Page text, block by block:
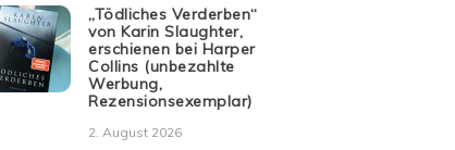
„Tödliches Verderben“
von Karin Slaughter,
erschienen bei Harper
Collins (unbezahlte
Werbung,
Rezensionsexemplar)
2. August 2026